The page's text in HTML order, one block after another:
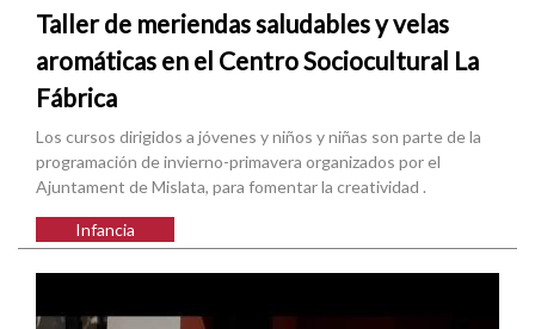
Taller de meriendas saludables y velas
aromáticas en el Centro Sociocultural La
Fábrica
Los cursos dirigidos a jóvenes y niños y niñas son parte de la
programación de invierno-primavera organizados por el
Ajuntament de Mislata, para fomentar la creatividad .
Infancia